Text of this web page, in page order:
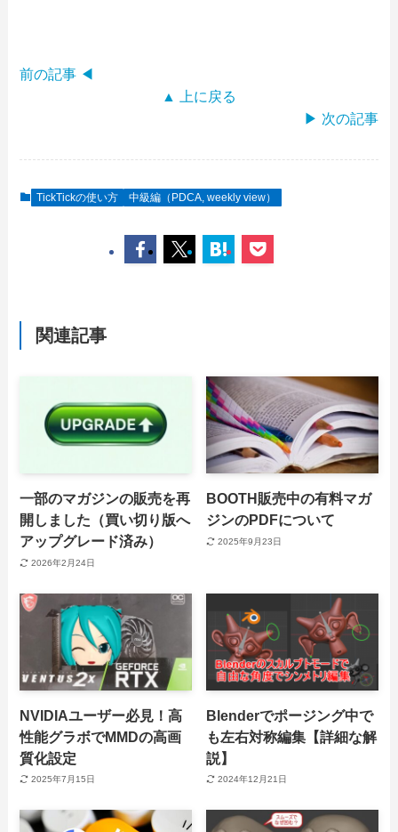
前の記事 ◀
▲ 上に戻る
▶ 次の記事
TickTickの使い方 中級編（PDCA, weekly view）
関連記事
一部のマガジンの販売を再
開しました（買い切り版へ
アップグレード済み）
2026年2月24日
BOOTH販売中の有料マガ
ジンのPDFについて
2025年9月23日
NVIDIAユーザー必見！高
性能グラボでMMDの高画
質化設定
2025年7月15日
Blenderでポージング中で
も左右対称編集【詳細な解
説】
2024年12月21日